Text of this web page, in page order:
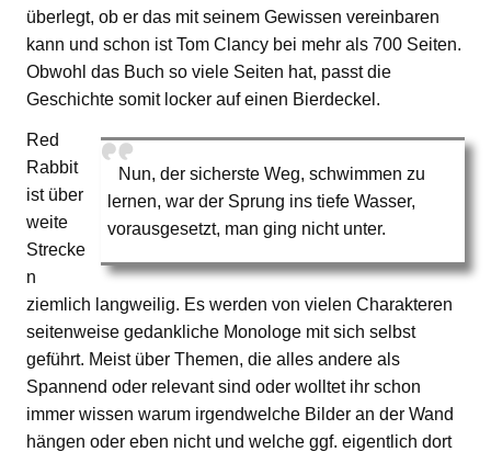
überlegt, ob er das mit seinem Gewissen vereinbaren
kann und schon ist Tom Clancy bei mehr als 700 Seiten.
Obwohl das Buch so viele Seiten hat, passt die
Geschichte somit locker auf einen Bierdeckel.
Nun, der sicherste Weg, schwimmen zu
lernen, war der Sprung ins tiefe Wasser,
vorausgesetzt, man ging nicht unter.
Red
Rabbit
ist über
weite
Strecke
n
ziemlich langweilig. Es werden von vielen Charakteren
seitenweise gedankliche Monologe mit sich selbst
geführt. Meist über Themen, die alles andere als
Spannend oder relevant sind oder wolltet ihr schon
immer wissen warum irgendwelche Bilder an der Wand
hängen oder eben nicht und welche ggf. eigentlich dort